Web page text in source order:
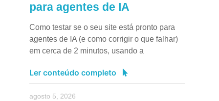
para agentes de IA
Como testar se o seu site está pronto para
agentes de IA (e como corrigir o que falhar)
em cerca de 2 minutos, usando a
Ler conteúdo completo
agosto 5, 2026